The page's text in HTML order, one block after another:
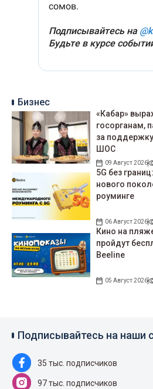
Бизнес
«Кабар»
госорганам,
за
ШОС
09 Август 2026
5G без
нового
роуминге
06 Август 2026
Кино на
пройдут
Beeline
05 Август 2026
Подписывайтесь на наши
35 тыс. подписчиков
97 тыс. подписчиков